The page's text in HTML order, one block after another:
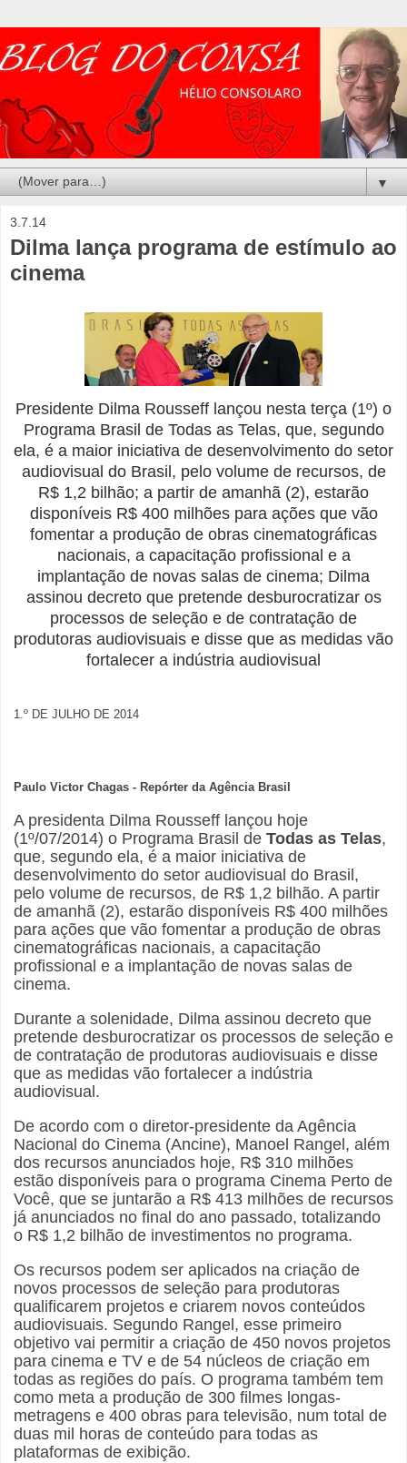
▼
3.7.14
Dilma lança programa de estímulo ao
cinema
Presidente Dilma Rousseff lançou nesta terça (1º) o
Programa Brasil de Todas as Telas, que, segundo
ela, é a maior iniciativa de desenvolvimento do setor
audiovisual do Brasil, pelo volume de recursos, de
R$ 1,2 bilhão; a partir de amanhã (2), estarão
disponíveis R$ 400 milhões para ações que vão
fomentar a produção de obras cinematográficas
nacionais, a capacitação profissional e a
implantação de novas salas de cinema; Dilma
assinou decreto que pretende desburocratizar os
processos de seleção e de contratação de
produtoras audiovisuais e disse que as medidas vão
fortalecer a indústria audiovisual
1.º DE JULHO DE 2014
Paulo Victor Chagas - Repórter da Agência Brasil
A presidenta Dilma Rousseff lançou hoje
(1º/07/2014) o Programa Brasil de Todas as Telas,
que, segundo ela, é a maior iniciativa de
desenvolvimento do setor audiovisual do Brasil,
pelo volume de recursos, de R$ 1,2 bilhão. A partir
de amanhã (2), estarão disponíveis R$ 400 milhões
para ações que vão fomentar a produção de obras
cinematográficas nacionais, a capacitação
profissional e a implantação de novas salas de
cinema.
Durante a solenidade, Dilma assinou decreto que
pretende desburocratizar os processos de seleção e
de contratação de produtoras audiovisuais e disse
que as medidas vão fortalecer a indústria
audiovisual.
De acordo com o diretor-presidente da Agência
Nacional do Cinema (Ancine), Manoel Rangel, além
dos recursos anunciados hoje, R$ 310 milhões
estão disponíveis para o programa Cinema Perto de
Você, que se juntarão a R$ 413 milhões de recursos
já anunciados no final do ano passado, totalizando
o R$ 1,2 bilhão de investimentos no programa.
Os recursos podem ser aplicados na criação de
novos processos de seleção para produtoras
qualificarem projetos e criarem novos conteúdos
audiovisuais. Segundo Rangel, esse primeiro
objetivo vai permitir a criação de 450 novos projetos
para cinema e TV e de 54 núcleos de criação em
todas as regiões do país. O programa também tem
como meta a produção de 300 filmes longas-
metragens e 400 obras para televisão, num total de
duas mil horas de conteúdo para todas as
plataformas de exibição.